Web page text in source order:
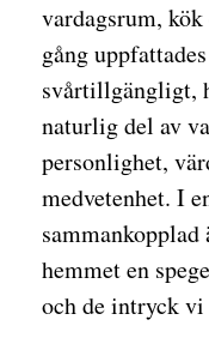
vardagsrum,
gång
svårtillgängligt,
naturlig del av
personlighet,
medvetenhet. I
hemmet en
och de intryck vi